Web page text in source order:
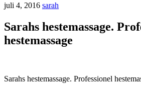
juli 4, 2016 sarah
Sarahs hestemassage.
hestemassage
Sarahs hestemassage. Professionel